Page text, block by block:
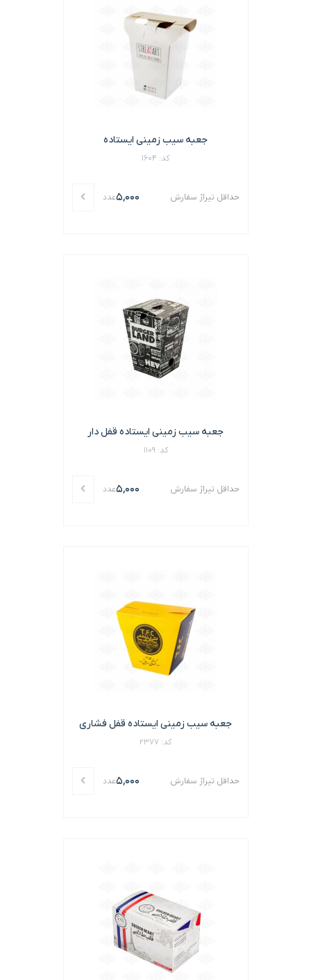
جعبه سیب زمینی ایستاده
کد: 1604
حداقل تیراژ سفارش 5,000عدد
جعبه سیب زمینی ایستاده قفل دار
کد: 1109
حداقل تیراژ سفارش 5,000عدد
جعبه سیب زمینی ایستاده قفل فشاری
کد: 2377
حداقل تیراژ سفارش 5,000عدد